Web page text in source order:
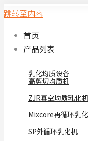
跳转至内容
首页
产品列表
乳化均质设备
高剪切均质机
ZJR真空均质乳化机
Mixcore再循环乳
SP外循环乳化机